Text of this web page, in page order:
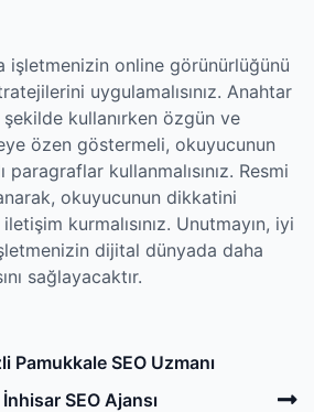
işletmenizin online görünürlüğünü
uygulamalısınız. Anahtar
kullanırken özgün ve
özen göstermeli, okuyucunun
kullanmalısınız. Resmi
okuyucunun dikkatini
kurmalısınız. Unutmayın, iyi
dijital dünyada daha
sağlayacaktır.
Pamukkale SEO Uzmanı
SEO Ajansı